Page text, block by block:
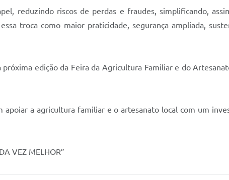
reduzindo riscos de perdas e fraudes, simplificando,
troca como maior praticidade, segurança ampliada,
edição da Feira da Agricultura Familiar e do
apoiar a agricultura familiar e o artesanato local com um
VEZ MELHOR”